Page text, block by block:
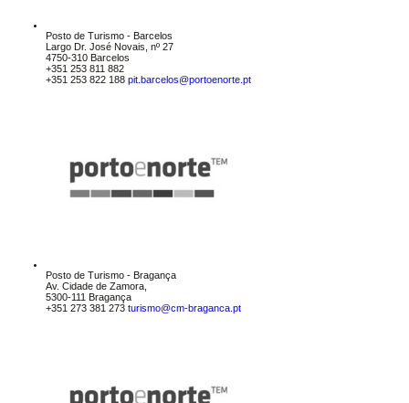
Posto de Turismo - Barcelos
Largo Dr. José Novais, nº 27
4750-310 Barcelos
+351 253 811 882
+351 253 822 188 pit.barcelos@portoenorte.pt
Posto de Turismo - Bragança
Av. Cidade de Zamora,
5300-111 Bragança
+351 273 381 273 turismo@cm-braganca.pt